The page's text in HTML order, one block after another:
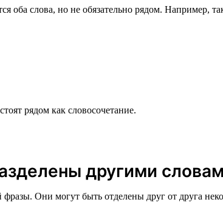
оба слова, но не обязательно рядом. Например,
рядом как словосочетание.
другими
Они могут быть отделены друг от друга